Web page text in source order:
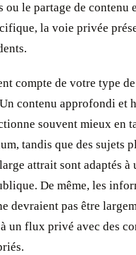
ou le partage de contenu
la voie privée
compte de votre type
contenu approfondi et
souvent mieux en
tandis que des sujets
attrait sont adaptés à
De même, les
devraient pas être
un flux privé avec des